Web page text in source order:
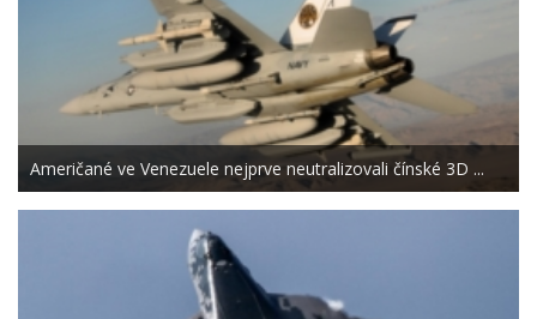
Američané ve Venezuele nejprve neutralizovali čínské 3D ...